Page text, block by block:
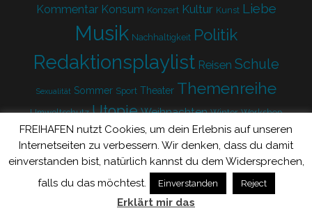
Kommentar Konsum Konzert Kultur Kunst Liebe
Musik Nachhaltigkeit Politik
Redaktionsplaylist Reisen Schule
Sexualität Sommer Sport Theater Themenreihe
Umweltschutz Utopie Weihnachten Winter Workshop
Zukunft
EIN PROJEKT DERJUGENDPRESSE NORD
FREIHAFEN nutzt Cookies, um dein Erlebnis auf unseren
Internetseiten zu verbessern. Wir denken, dass du damit
einverstanden bist, natürlich kannst du dem Widersprechen,
falls du das möchtest.
Einverstanden Reject
Erklärt mir das